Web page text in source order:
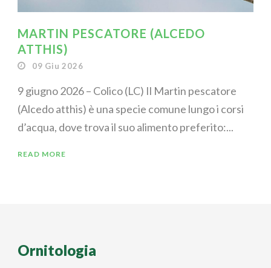
MARTIN PESCATORE (ALCEDO
ATTHIS)
09 Giu 2026
9 giugno 2026 – Colico (LC) Il Martin pescatore
(Alcedo atthis) è una specie comune lungo i corsi
d’acqua, dove trova il suo alimento preferito:...
READ MORE
Ornitologia